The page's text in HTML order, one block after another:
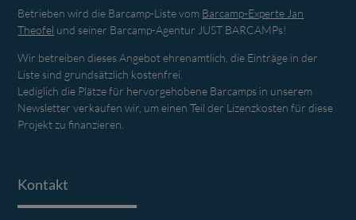
Betrieben wird die Barcamp-Liste vom Barcamp-Experte Jan
Theofel und seiner Barcamp-Agentur JUST BARCAMPs!
Wir betreiben dieses Angebot ehrenamtlich, die Einträge in der
Liste sind grundsätzlich kostenfrei.
Lediglich die Plätze für hervorgehobene Barcamps in unserem
Newsletter verkaufen wir, um einen Teil der Lizenzkosten für diese
Projekt zu finanzieren.
Kontakt